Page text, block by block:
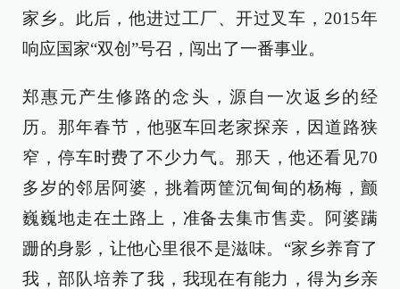
家乡。此后，他进过工厂、开过叉车，2015年
响应国家“双创”号召，闯出了一番事业。
郑惠元产生修路的念头，源自一次返乡的经
历。那年春节，他驱车回老家探亲，因道路狭
窄，停车时费了不少力气。那天，他还看见70
多岁的邻居阿婆，挑着两筐沉甸甸的杨梅，颤
巍巍地走在土路上，准备去集市售卖。阿婆蹒
跚的身影，让他心里很不是滋味。“家乡养育了
我，部队培养了我，我现在有能力，得为乡亲